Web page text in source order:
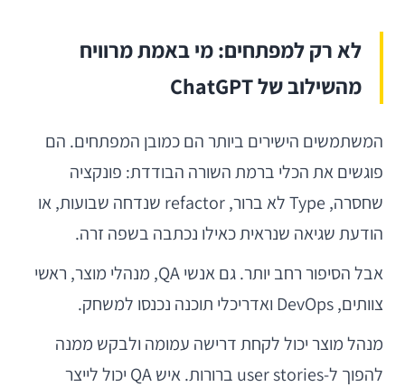
לא רק למפתחים: מי באמת מרוויח
מהשילוב של ChatGPT
המשתמשים הישירים ביותר הם כמובן המפתחים. הם
פוגשים את הכלי ברמת השורה הבודדת: פונקציה
שחסרה, Type לא ברור, refactor שנדחה שבועות, או
הודעת שגיאה שנראית כאילו נכתבה בשפה זרה.
אבל הסיפור רחב יותר. גם אנשי QA, מנהלי מוצר, ראשי
צוותים, DevOps ואדריכלי תוכנה נכנסו למשחק.
מנהל מוצר יכול לקחת דרישה עמומה ולבקש ממנה
להפוך ל-user stories ברורות. איש QA יכול לייצר